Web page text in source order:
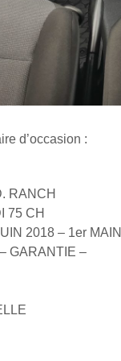
d’occasion :
RANCH
75 CH
2018 – 1er
GARANTIE –